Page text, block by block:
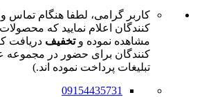
کاربر گرامی، لطفا هنگام تماس و
کنندگان اعلام نمایید که محصولات
مشاهده نموده وتخفیف دریافت
کنندگان برای حضور در مجموعه
تبلیغات پرداخت نموده اند.)
09154435731